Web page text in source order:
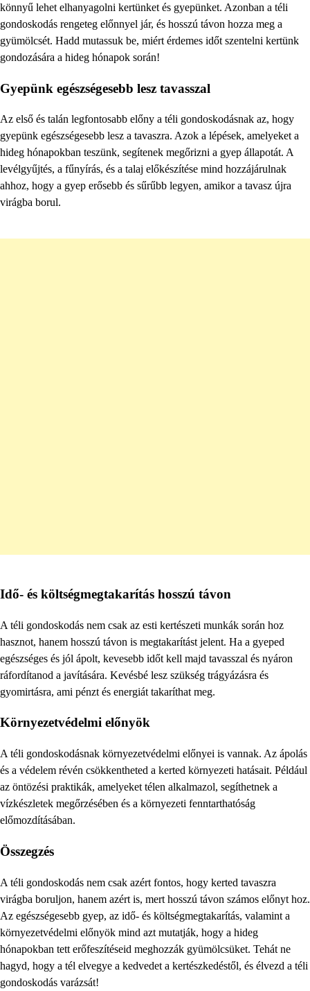
könnyű lehet elhanyagolni kertünket és gyepünket. Azonban a téli
gondoskodás rengeteg előnnyel jár, és hosszú távon hozza meg a
gyümölcsét. Hadd mutassuk be, miért érdemes időt szentelni kertünk
gondozására a hideg hónapok során!
Gyepünk egészségesebb lesz tavasszal
Az első és talán legfontosabb előny a téli gondoskodásnak az, hogy
gyepünk egészségesebb lesz a tavaszra. Azok a lépések, amelyeket a
hideg hónapokban teszünk, segítenek megőrizni a gyep állapotát. A
levélgyűjtés, a fűnyírás, és a talaj előkészítése mind hozzájárulnak
ahhoz, hogy a gyep erősebb és sűrűbb legyen, amikor a tavasz újra
virágba borul.
Idő- és költségmegtakarítás hosszú távon
A téli gondoskodás nem csak az esti kertészeti munkák során hoz
hasznot, hanem hosszú távon is megtakarítást jelent. Ha a gyeped
egészséges és jól ápolt, kevesebb időt kell majd tavasszal és nyáron
ráfordítanod a javítására. Kevésbé lesz szükség trágyázásra és
gyomirtásra, ami pénzt és energiát takaríthat meg.
Környezetvédelmi előnyök
A téli gondoskodásnak környezetvédelmi előnyei is vannak. Az ápolás
és a védelem révén csökkentheted a kerted környezeti hatásait. Például
az öntözési praktikák, amelyeket télen alkalmazol, segíthetnek a
vízkészletek megőrzésében és a környezeti fenntarthatóság
előmozdításában.
Összegzés
A téli gondoskodás nem csak azért fontos, hogy kerted tavaszra
virágba boruljon, hanem azért is, mert hosszú távon számos előnyt hoz.
Az egészségesebb gyep, az idő- és költségmegtakarítás, valamint a
környezetvédelmi előnyök mind azt mutatják, hogy a hideg
hónapokban tett erőfeszítéseid meghozzák gyümölcsüket. Tehát ne
hagyd, hogy a tél elvegye a kedvedet a kertészkedéstől, és élvezd a téli
gondoskodás varázsát!